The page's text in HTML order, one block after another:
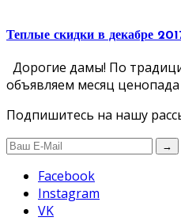
Теплые скидки в декабре
Дорогие дамы! По
объявляем месяц
Подпишитесь на нашу
→
Facebook
Instagram
VK